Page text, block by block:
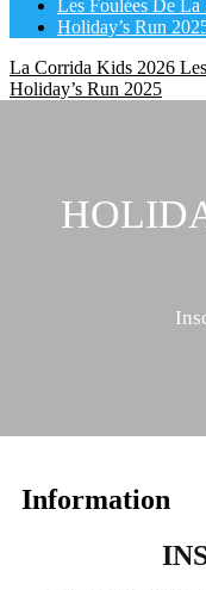
Les Foulées De
Holiday’s Run
La Corrida Kids 2026
Holiday’s Run 2025
Information